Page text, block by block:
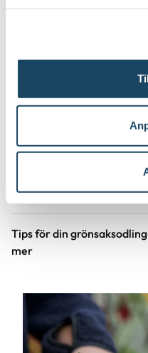
Fiberpots / Fiberkruka
3990
Tips för din
mer